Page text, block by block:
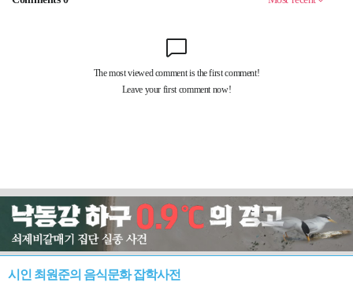
시인 최원준의 음식문화 잡학사전